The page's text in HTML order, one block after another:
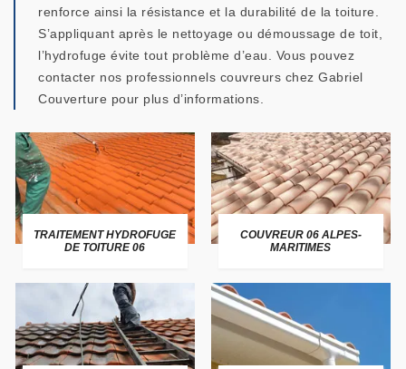
renforce ainsi la résistance et la durabilité de la toiture.
S’appliquant après le nettoyage ou démoussage de toit,
l’hydrofuge évite tout problème d’eau. Vous pouvez
contacter nos professionnels couvreurs chez Gabriel
Couverture pour plus d’informations.
TRAITEMENT HYDROFUGE
DE TOITURE 06
COUVREUR 06 ALPES-
MARITIMES